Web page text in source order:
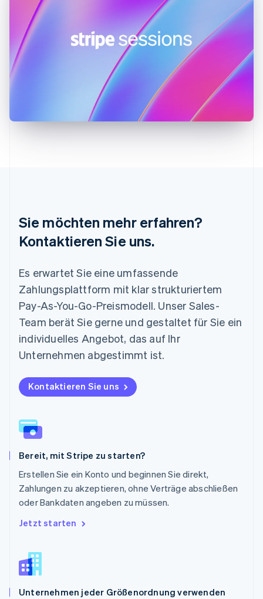
Sie möchten mehr erfahren?
Kontaktieren Sie uns.
Es erwartet Sie eine umfassende
Zahlungsplattform mit klar strukturiertem
Pay-As-You-Go-Preismodell. Unser Sales-
Team berät Sie gerne und gestaltet für Sie ein
individuelles Angebot, das auf Ihr
Unternehmen abgestimmt ist.
Kontaktieren Sie uns
Bereit, mit Stripe zu starten?
Erstellen Sie ein Konto und beginnen Sie direkt,
Zahlungen zu akzeptieren, ohne Verträge abschließen
oder Bankdaten angeben zu müssen.
Jetzt starten
Unternehmen jeder Größenordnung verwenden
Italiano
Japan
Liechtenstein
DeutschEnglish
English
Mexiko
EspañolEnglish
English
NederlandsEnglish
Norwegen
English
Österreich
Deutsch English
Polen
Portugal
PortuguêsEnglish
Rumänien
Schweden
Svenska
Deutsch Français ItalianoEnglish
Singapur
Slowakei
English
Slowenien
China
English
EspañolEnglish